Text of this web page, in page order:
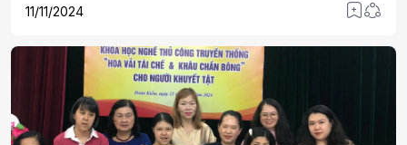
dấu ấn quan trọng trong nỗ lực thúc đẩy bình đẳng nghề
11/11/2024